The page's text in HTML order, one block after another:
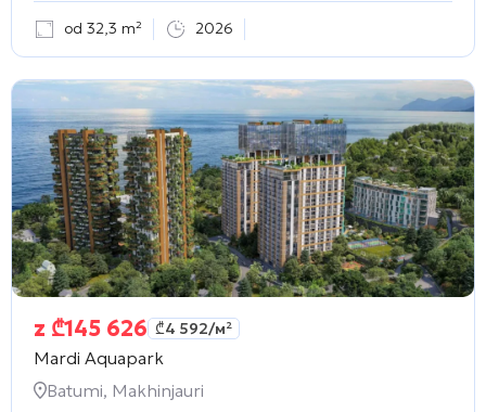
od 32,3 m² 2026
z ₾145 626 ₾4 592/м²
Mardi Aquapark
Batumi, Makhinjauri